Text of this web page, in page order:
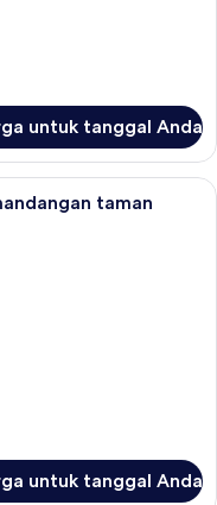
untuk tanggal Anda
Keluarga, 2 kamar tidur,
taman
untuk tanggal Anda